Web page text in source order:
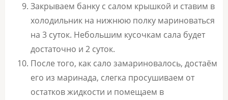
Закрываем банку с салом крышкой и ставим в
холодильник на нижнюю полку мариноваться
на 3 суток. Небольшим кусочкам сала будет
достаточно и 2 суток.
После того, как сало замариновалось, достаём
его из маринада, слегка просушиваем от
остатков жидкости и помещаем в